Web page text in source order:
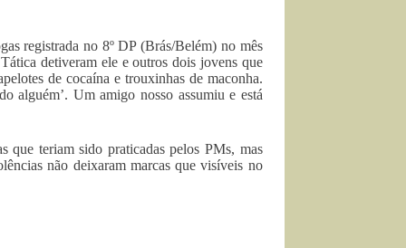
registrada no 8º DP (Brás/Belém) no mês
detiveram ele e outros dois jovens que
de cocaína e trouxinhas de maconha.
alguém’. Um amigo nosso assumiu e está
que teriam sido praticadas pelos PMs, mas
não deixaram marcas que visíveis no